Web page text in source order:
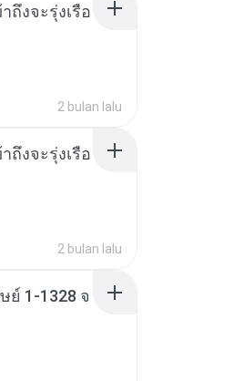
งจะรุ่งเรือ
2 bulan lalu
งจะรุ่งเรือ
2 bulan lalu
ย์ 1-1328 จ